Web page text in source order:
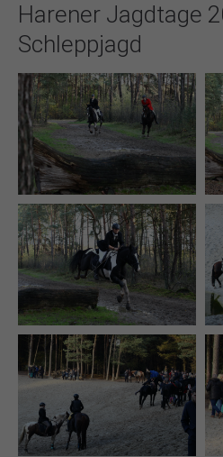
Harener Jagdtage
Schleppjagd